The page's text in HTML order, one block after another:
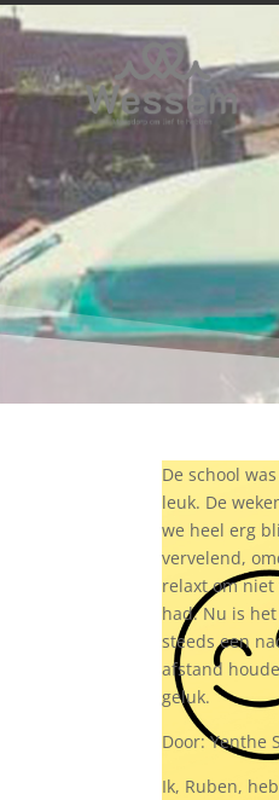
De school
leuk. De
we heel erg
vervelend,
relaxt om
had. Nu is
steeds een
afstand
geluk.
Door: Yenthe
Ik, Ruben,